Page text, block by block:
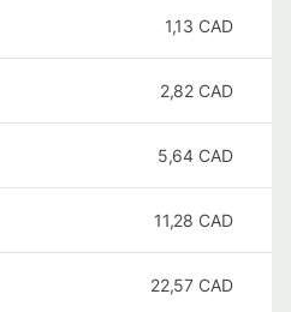
1,13 CAD
2,82 CAD
5,64 CAD
11,28 CAD
22,57 CAD